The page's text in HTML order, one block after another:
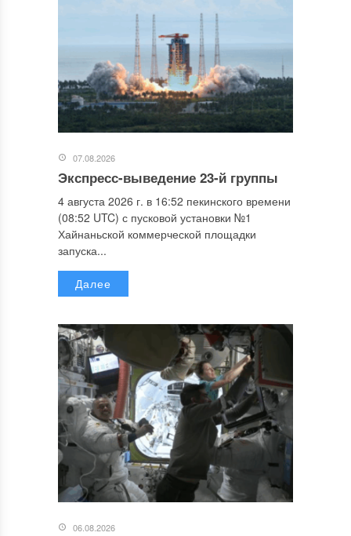
07.08.2026
Экспресс-выведение 23-й группы
4 августа 2026 г. в 16:52 пекинского времени
(08:52 UTC) с пусковой установки №1
Хайнаньской коммерческой площадки
запуска...
Далее
06.08.2026